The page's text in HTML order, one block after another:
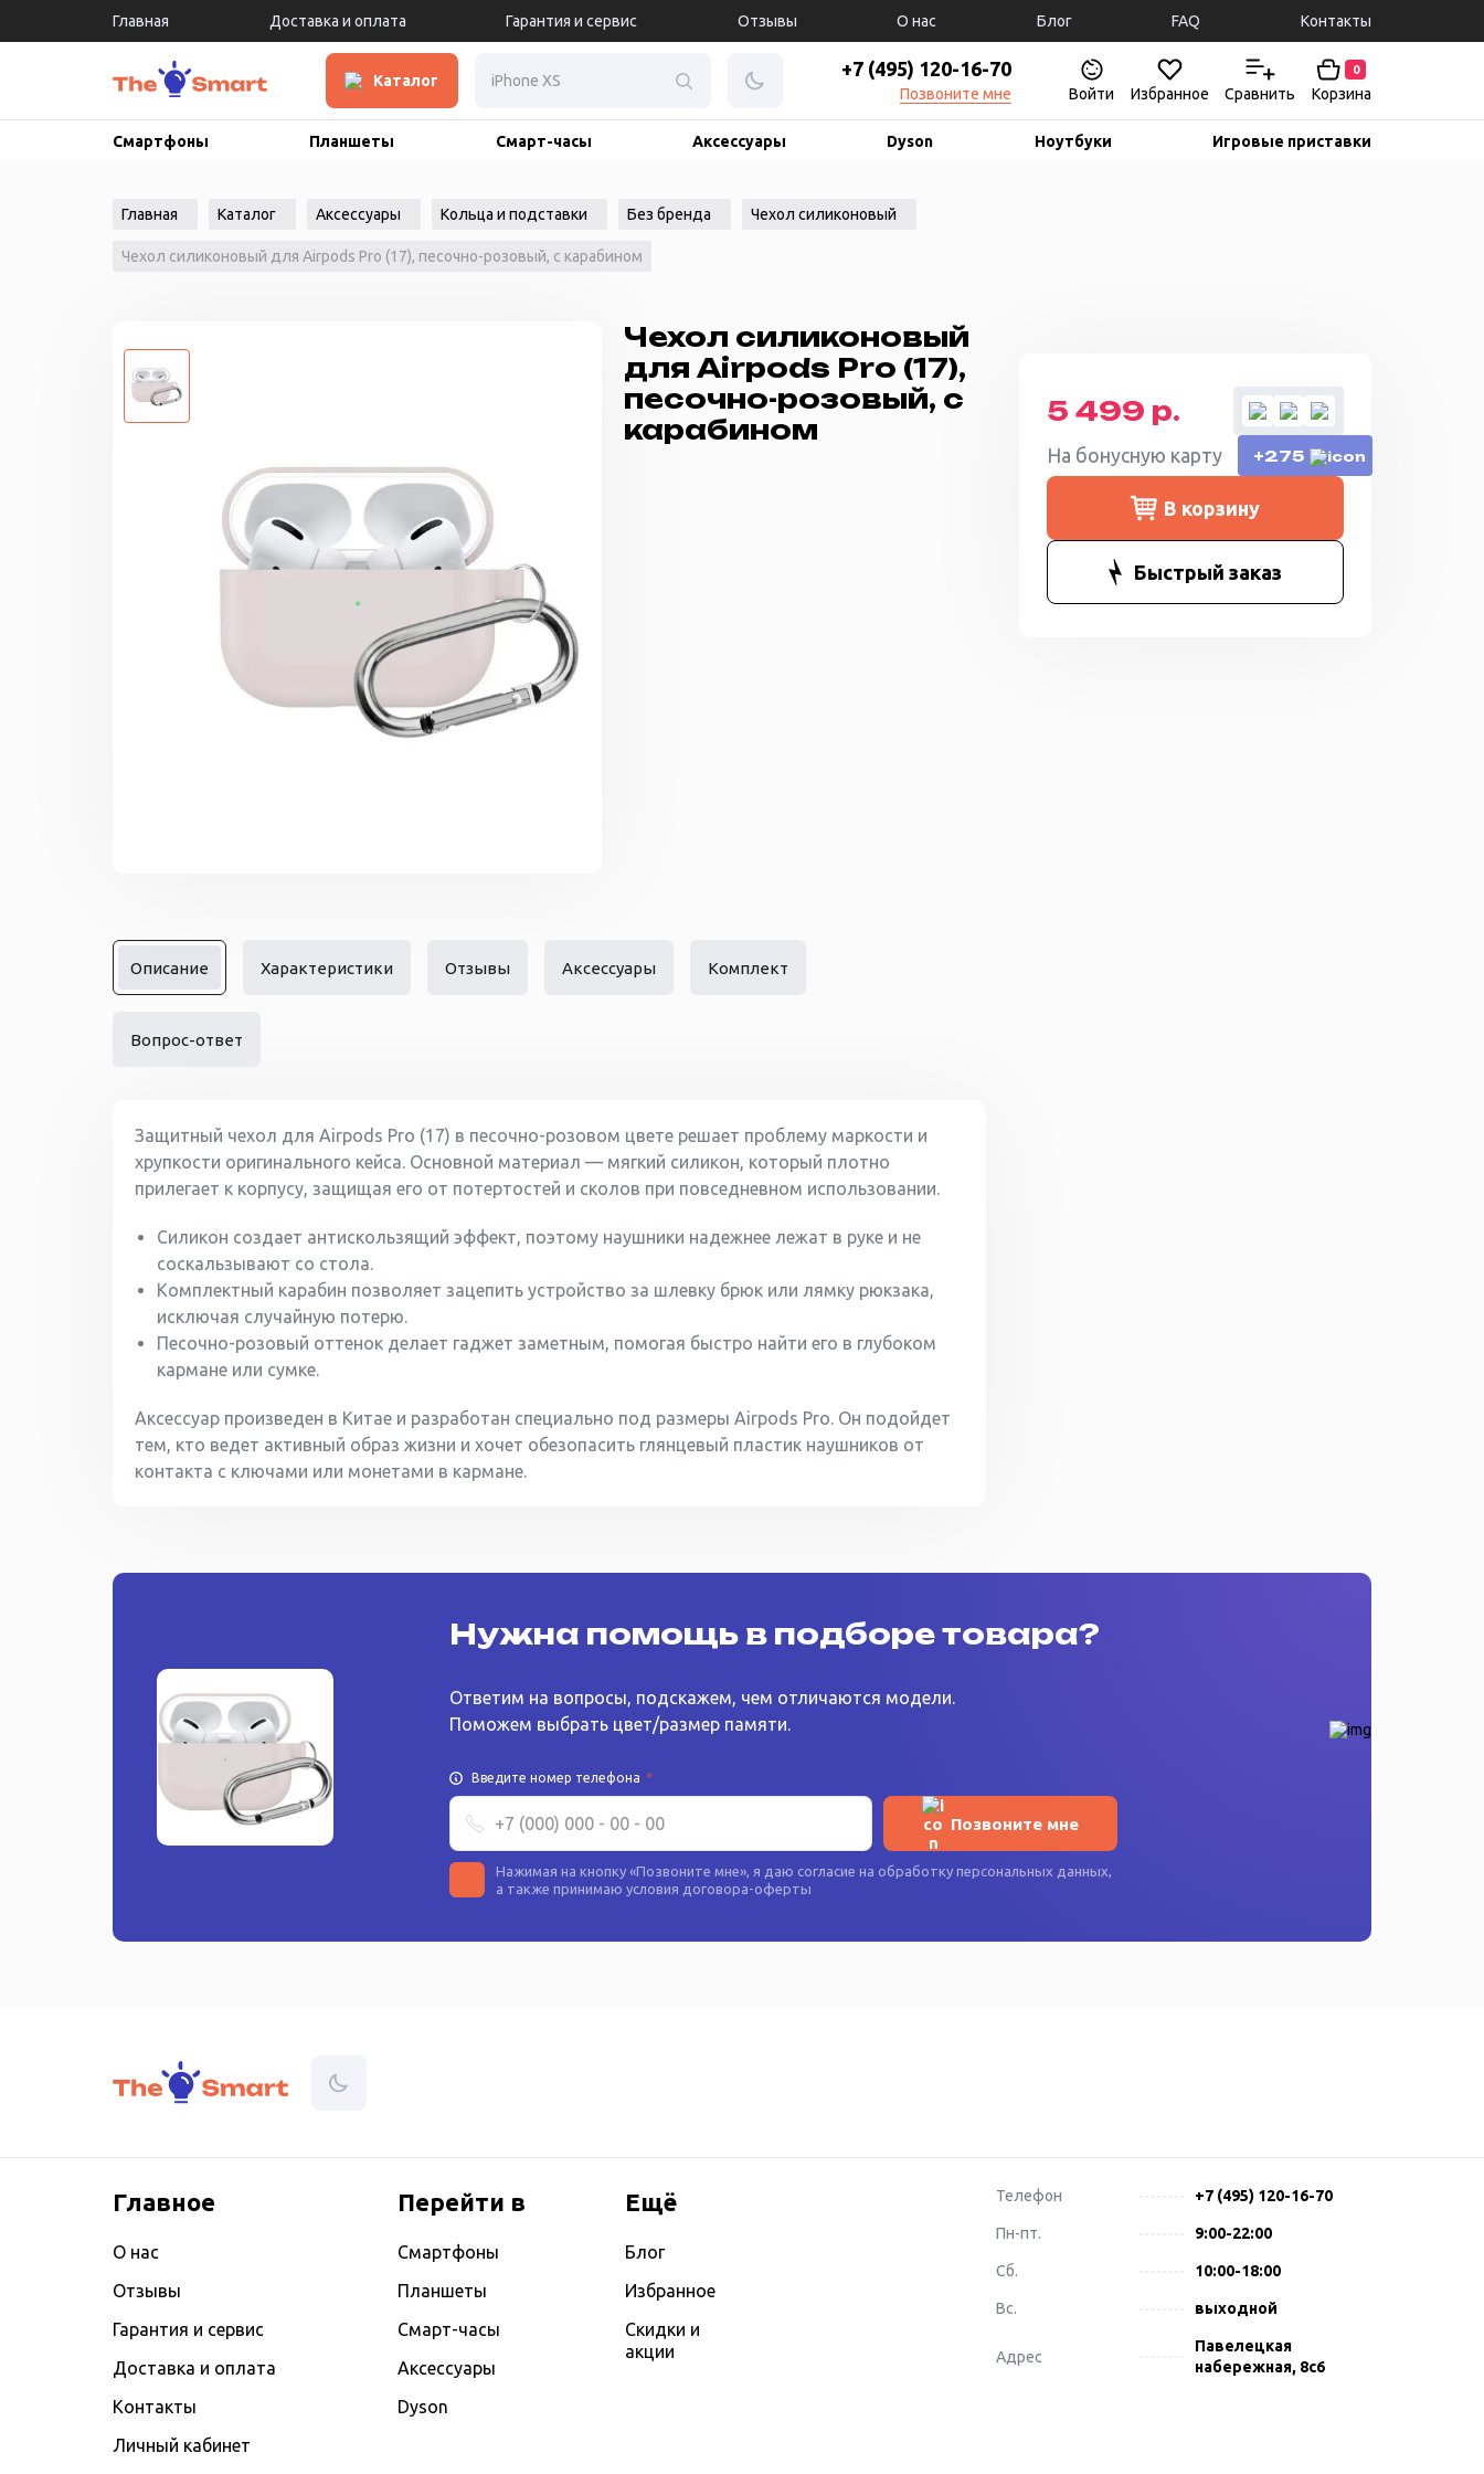
Главная Доставка и оплата Гарантия и сервис Отзывы О нас Блог FAQ Контакты
Каталог
+7 (495) 120-16-70
Позвоните мне Войти Избранное Сравнить
0
Корзина
Смартфоны Планшеты Смарт-часы Аксессуары Dyson Ноутбуки Игровые приставки
Главная Каталог Аксессуары Кольца и подставки Без бренда Чехол силиконовый
Чехол силиконовый для Airpods Pro (17), песочно-розовый, с карабином
Чехол силиконовый
для Airpods Pro (17),
песочно-розовый, с
карабином
5 499 р.
На бонусную карту +275
В корзину
Быстрый заказ
Описание Характеристики Отзывы Аксессуары Комплект
Вопрос-ответ
Защитный чехол для Airpods Pro (17) в песочно-розовом цвете решает проблему маркости и
хрупкости оригинального кейса. Основной материал — мягкий силикон, который плотно
прилегает к корпусу, защищая его от потертостей и сколов при повседневном использовании.
Силикон создает антискользящий эффект, поэтому наушники надежнее лежат в руке и не
соскальзывают со стола.
Комплектный карабин позволяет зацепить устройство за шлевку брюк или лямку рюкзака,
исключая случайную потерю.
Песочно-розовый оттенок делает гаджет заметным, помогая быстро найти его в глубоком
кармане или сумке.
Аксессуар произведен в Китае и разработан специально под размеры Airpods Pro. Он подойдет
тем, кто ведет активный образ жизни и хочет обезопасить глянцевый пластик наушников от
контакта с ключами или монетами в кармане.
Нужна помощь в подборе товара?
Ответим на вопросы, подскажем, чем отличаются модели.
Поможем выбрать цвет/размер памяти.
Введите номер телефона *
Позвоните мне
Нажимая на кнопку «Позвоните мне», я даю согласие на обработку персональных данных,
а также принимаю условия договора-оферты
Главное
О нас
Отзывы
Гарантия и сервис
Доставка и оплата
Контакты
Личный кабинет
Перейти в
Смартфоны
Планшеты
Смарт-часы
Аксессуары
Dyson
Ещё
Блог
Избранное
Скидки и
акции
Телефон +7 (495) 120-16-70
Пн-пт. 9:00-22:00
Сб. 10:00-18:00
Вс. выходной
Адрес
Павелецкая
набережная, 8с6